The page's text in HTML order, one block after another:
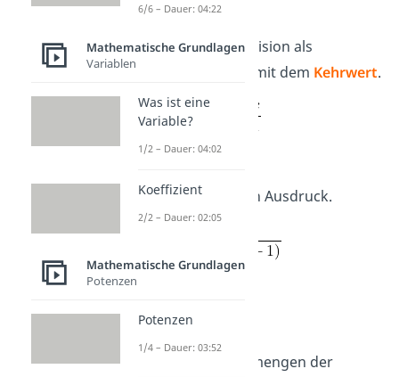
Schreibe die Division als
mit dem Kehrwert.
Vereinfache den Ausdruck.
Definitionsmenge:
Die Definitionsmengen der
6/6 – Dauer: 04:22
Mathematische Grundlagen
Variablen
Was ist eine
Variable?
1/2 – Dauer: 04:02
Koeffizient
2/2 – Dauer: 02:05
Mathematische Grundlagen
Potenzen
Potenzen
1/4 – Dauer: 03:52